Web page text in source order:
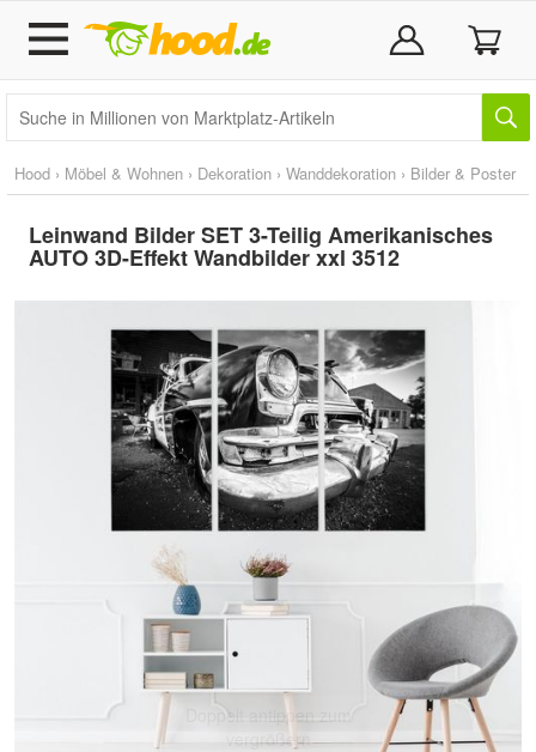
Hood › Möbel & Wohnen › Dekoration › Wanddekoration › Bilder & Poster
Leinwand Bilder SET 3-Teilig Amerikanisches
AUTO 3D-Effekt Wandbilder xxl 3512
Doppelt antippen zum
vergrößern